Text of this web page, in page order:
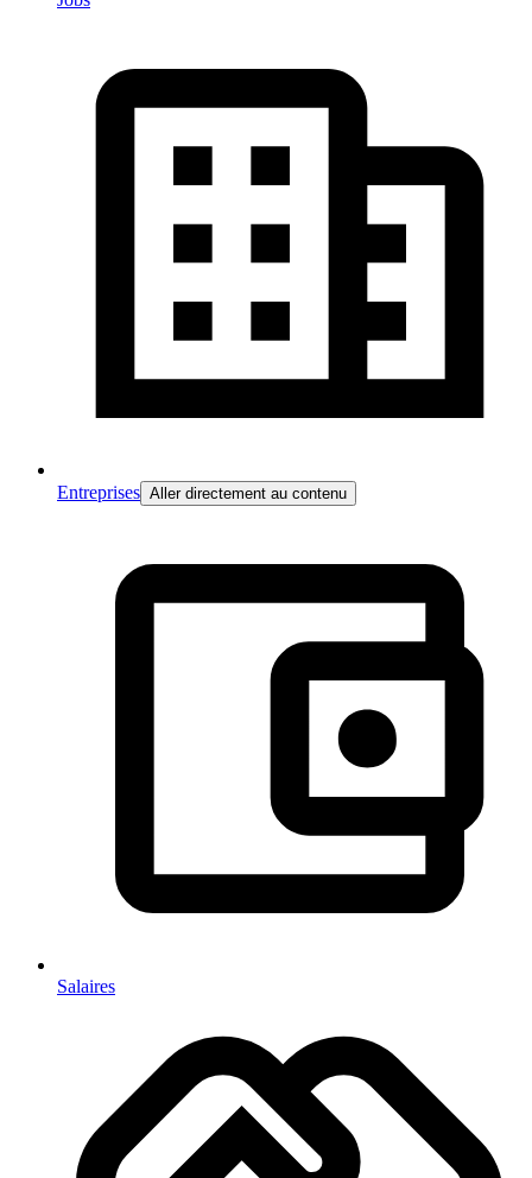
Entreprises Aller directement au contenu
Salaires